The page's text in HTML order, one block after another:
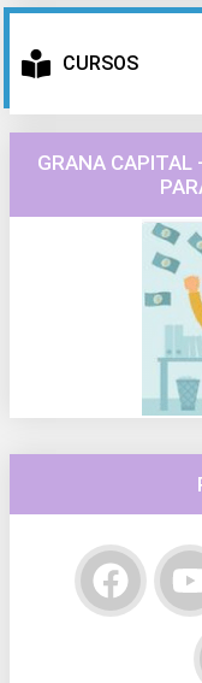
CURSOS
GRANA CAPITAL